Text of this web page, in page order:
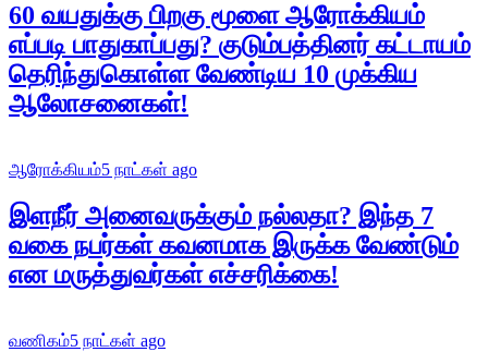
60 வயதுக்கு பிறகு மூளை ஆரோக்கியம்
எப்படி பாதுகாப்பது? குடும்பத்தினர் கட்டாயம்
தெரிந்துகொள்ள வேண்டிய 10 முக்கிய
ஆலோசனைகள்!
ஆரோக்கியம்5 நாட்கள் ago
இளநீர் அனைவருக்கும் நல்லதா? இந்த 7
வகை நபர்கள் கவனமாக இருக்க வேண்டும்
என மருத்துவர்கள் எச்சரிக்கை!
வணிகம்5 நாட்கள் ago